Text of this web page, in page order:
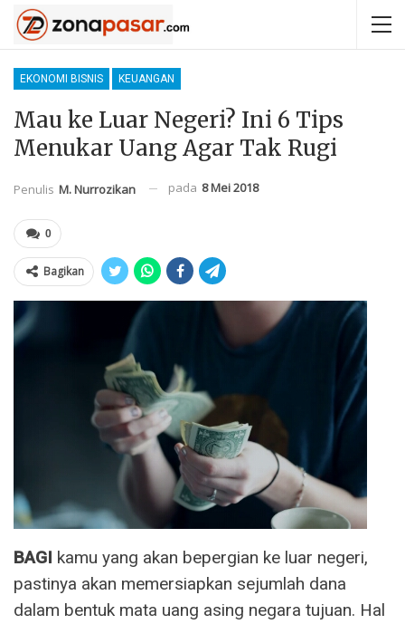
EKONOMI BISNIS KEUANGAN
Mau ke Luar Negeri? Ini 6 Tips
Menukar Uang Agar Tak Rugi
Penulis M. Nurrozikan pada 8 Mei 2018
0
Bagikan
BAGI kamu yang akan bepergian ke luar negeri,
pastinya akan memersiapkan sejumlah dana
dalam bentuk mata uang asing negara tujuan. Hal